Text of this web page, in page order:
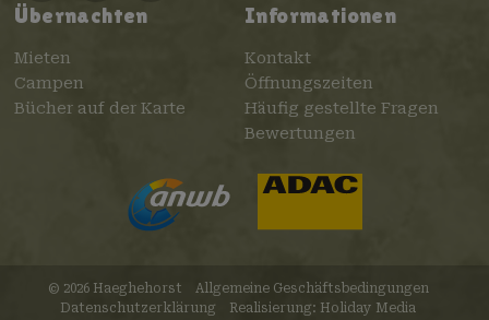
Übernachten
Mieten
Campen
Bücher auf der Karte
Informationen
Kontakt
Öffnungszeiten
Häufig gestellte Fragen
Bewertungen
© 2026 Haeghehorst
Allgemeine Geschäftsbedingungen
Datenschutzerklärung
Realisierung: Holiday Media